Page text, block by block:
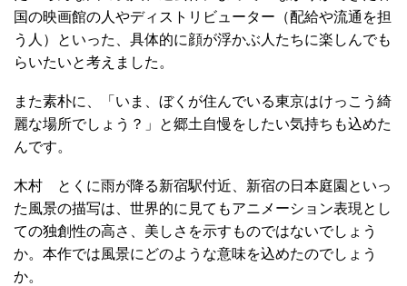
国の映画館の人やディストリビューター（配給や流通を担
う人）といった、具体的に顔が浮かぶ人たちに楽しんでも
らいたいと考えました。
また素朴に、「いま、ぼくが住んでいる東京はけっこう綺
麗な場所でしょう？」と郷土自慢をしたい気持ちも込めた
んです。
木村 とくに雨が降る新宿駅付近、新宿の日本庭園といっ
た風景の描写は、世界的に見てもアニメーション表現とし
ての独創性の高さ、美しさを示すものではないでしょう
か。本作では風景にどのような意味を込めたのでしょう
か。